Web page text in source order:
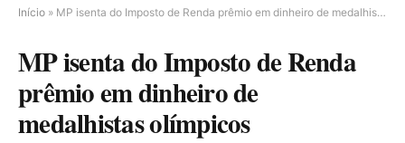
Início » MP isenta do Imposto de Renda prêmio em dinheiro de medalhistas olímpicos
MP isenta do Imposto de Renda
prêmio em dinheiro de
medalhistas olímpicos